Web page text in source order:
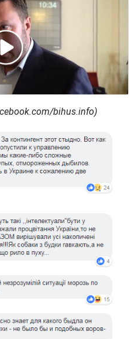
bihus.info)